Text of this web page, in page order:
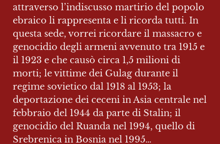
attraverso l’indiscusso martirio del popolo
ebraico li rappresenta e li ricorda tutti. In
questa sede, vorrei ricordare il massacro e
genocidio degli armeni avvenuto tra 1915 e
il 1923 e che causò circa 1,5 milioni di
morti; le vittime dei Gulag durante il
regime sovietico dal 1918 al 1953; la
deportazione dei ceceni in Asia centrale nel
febbraio del 1944 da parte di Stalin; il
genocidio del Ruanda nel 1994, quello di
Srebrenica in Bosnia nel 1995…